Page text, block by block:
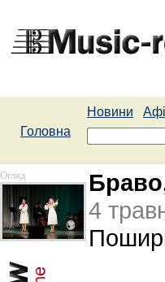
Новини
Головна
Огляд
4